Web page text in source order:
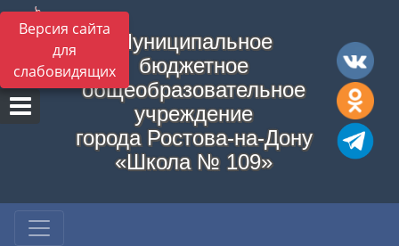
Версия сайта
для
слабовидящих
Муниципальное
бюджетное
общеобразовательное
учреждение
города Ростова-на-Дону
«Школа № 109»